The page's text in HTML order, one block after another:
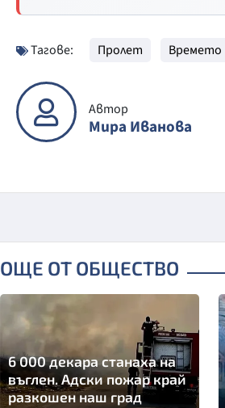
Тагове: Пролет Времето
Автор
Мира Иванова
ОЩЕ ОТ ОБЩЕСТВО
6 000 декара станаха на
въглен. Адски пожар край
разкошен наш град